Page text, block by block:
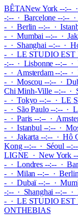
BÊTANew York --:--
-:-- · Barcelone --:--
- · Berlin --:-- ·
- · Mumbai --:-- ·
- · Shanghai --:-- ·
-·LE STUDIO
-:-- · Lisbonne --:-- ·
- · Amsterdam --:--
- · Moscou --:-- ·
Chi Minh-Ville --:-- ·
- · Tokyo --:-- ·LE
- · São Paulo --:-- ·
- · Paris --:-- ·
- · Istanbul --:-- ·
- · Jakarta --:-- · Hô
Kong --:-- · Séoul --
LIGNE ·New York
- · Londres --:-- ·
- · Milan --:-- ·
- · Dubaï --:-- ·
-:-- · Shanghai --:--
-·LE STUDIO
ONTHEBIAS